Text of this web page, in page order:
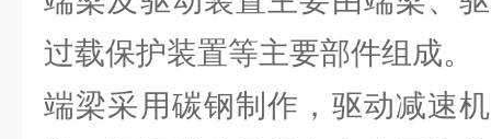
过载保护装置等主要部件组成。
端梁采用碳钢制作，驱动减速